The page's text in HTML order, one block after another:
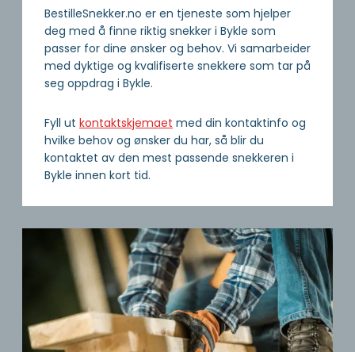
BestilleSnekker.no er en tjeneste som hjelper
deg med å finne riktig snekker i Bykle som
passer for dine ønsker og behov. Vi samarbeider
med dyktige og kvalifiserte snekkere som tar på
seg oppdrag i Bykle.
Fyll ut kontaktskjemaet med din kontaktinfo og
hvilke behov og ønsker du har, så blir du
kontaktet av den mest passende snekkeren i
Bykle innen kort tid.